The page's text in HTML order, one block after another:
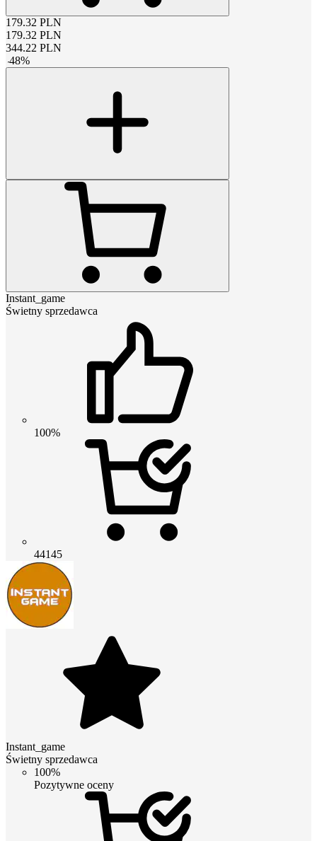
179.32 PLN
179.32 PLN
344.22 PLN
-48%
Instant_game
Świetny sprzedawca
100%
44145
Instant_game
Świetny sprzedawca
100%
Pozytywne oceny